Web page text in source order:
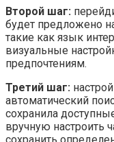
Второй шаг:
будет предложено
такие как язык
визуальные
предпочтениям.
Третий шаг:
автоматический
сохранила
вручную настроить
сохранить